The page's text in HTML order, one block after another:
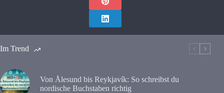
Im Trend
Von Ålesund bis Reykjavík: So schreibst du
nordische Buchstaben richtig